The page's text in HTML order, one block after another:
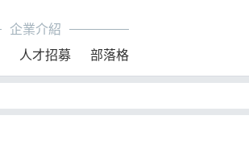
企業介紹
人才招募 部落格